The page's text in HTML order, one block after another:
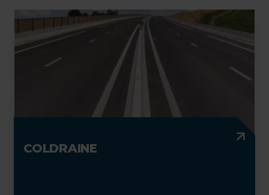
COLDRAINE